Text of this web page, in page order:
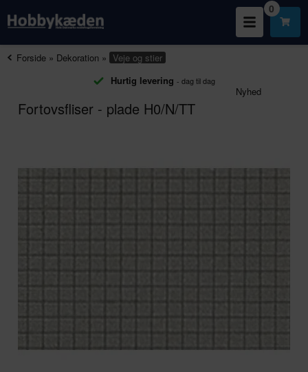
0
Forside » Dekoration » Veje og stier
Hurtig levering - dag til dag
Nyhed
Fortovsfliser - plade H0/N/TT